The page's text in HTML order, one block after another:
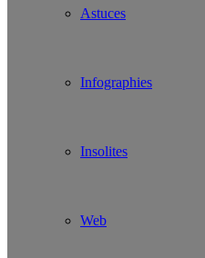
Astuces
Infographies
Insolites
Web